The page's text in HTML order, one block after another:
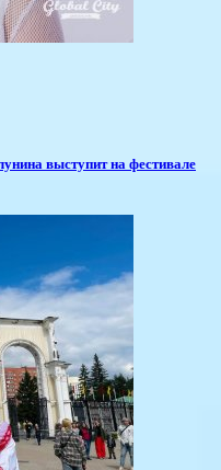
выступит на фестивале